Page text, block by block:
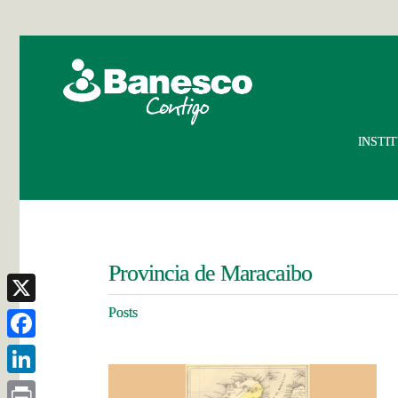
Provincia de Maracaibo
Posts
X
Facebook
LinkedIn